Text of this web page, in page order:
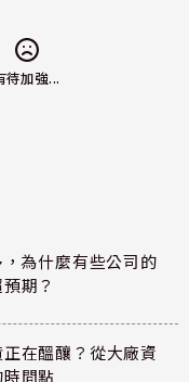
待加強...
為什麼有些公司的
期？
在醞釀？從大廠資
間點